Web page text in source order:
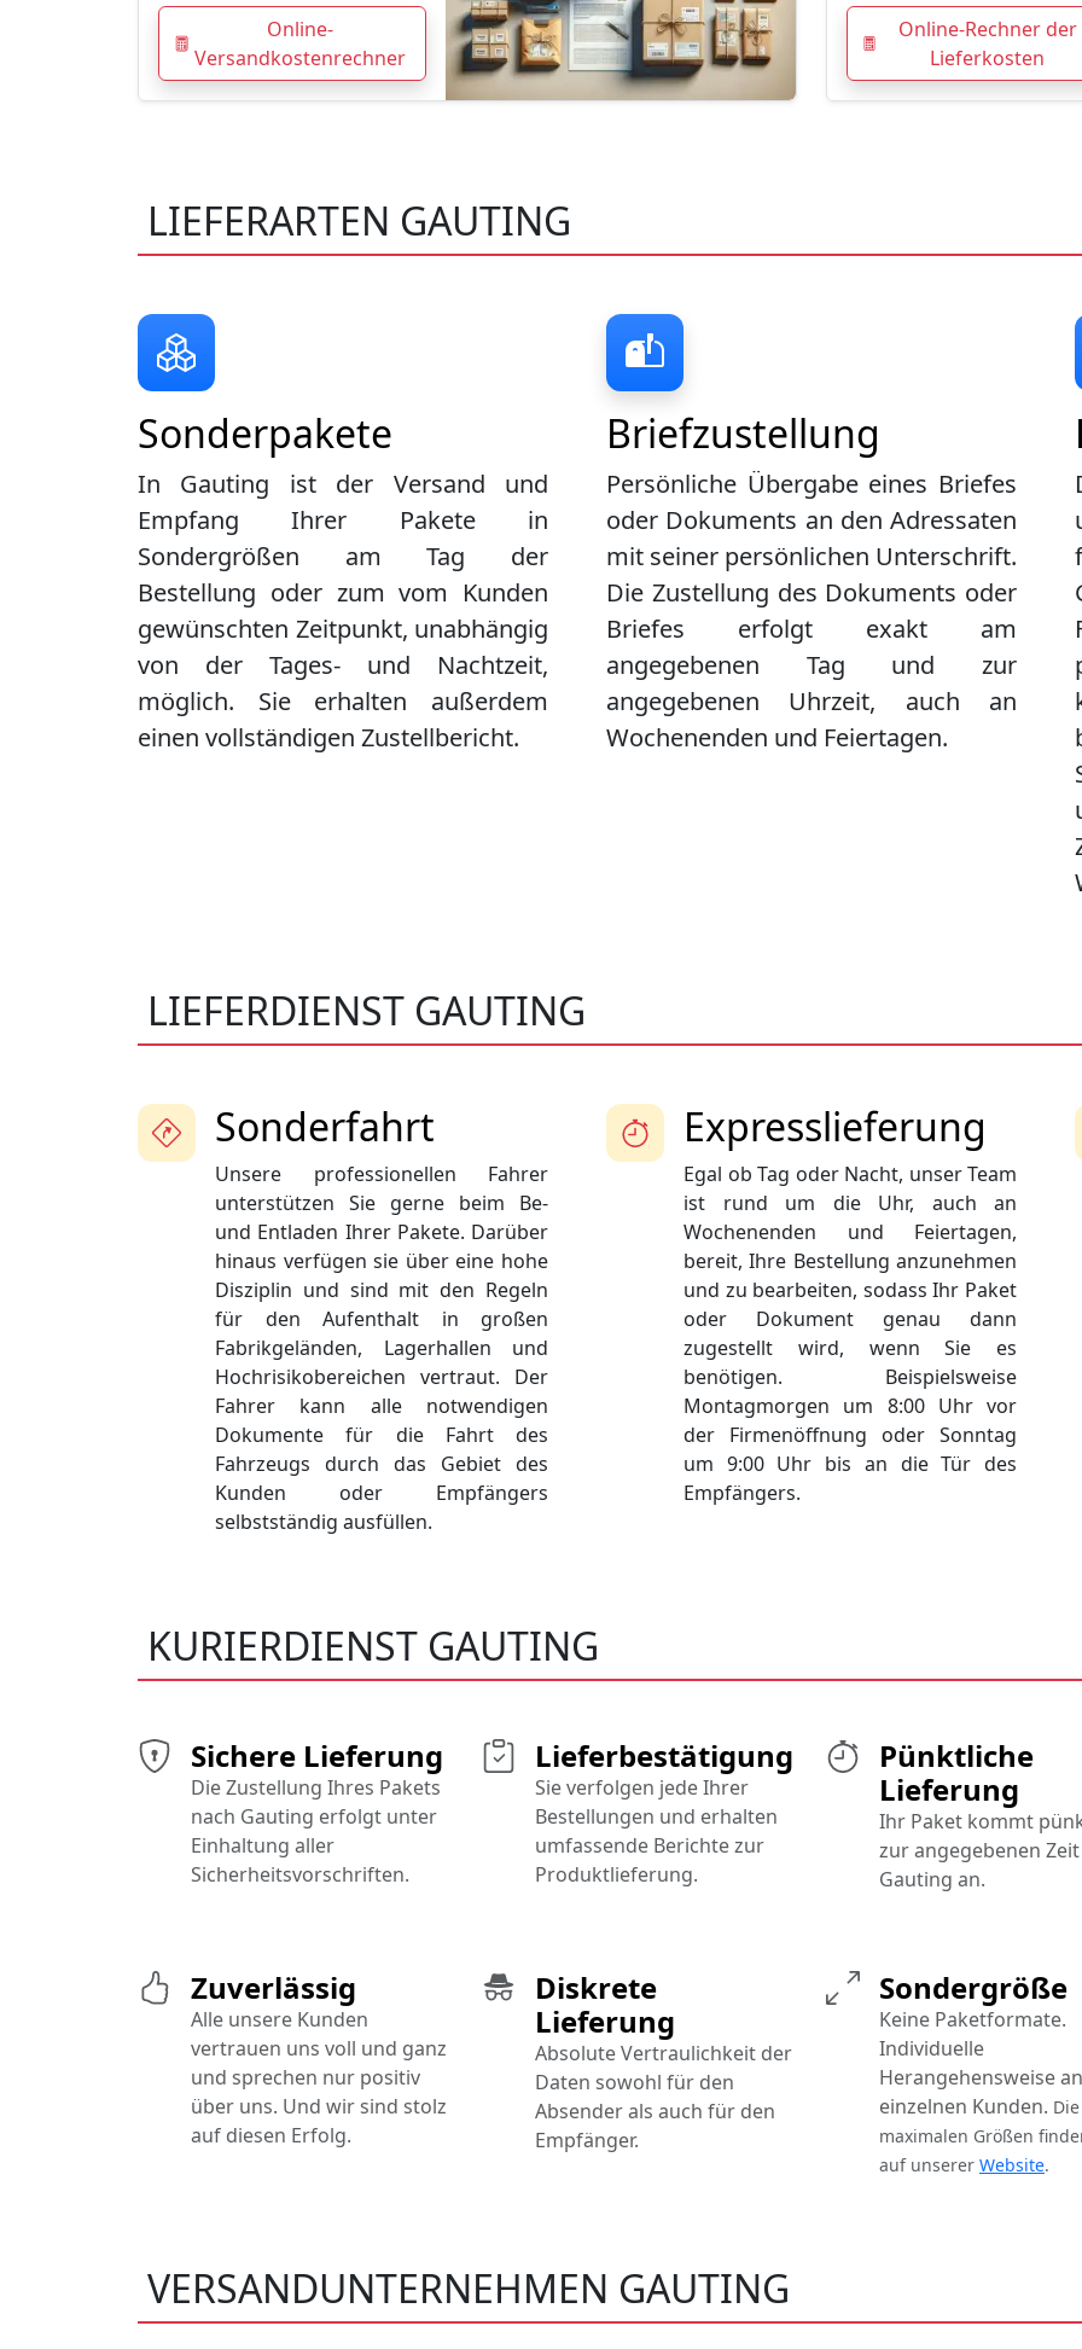
Online-Rechner der
Lieferkosten
Online-
Versandkostenrechner
LIEFERARTEN GAUTING
Briefzustellung
Persönliche Übergabe eines Briefes
oder Dokuments an den Adressaten
mit seiner persönlichen Unterschrift.
Die Zustellung des Dokuments oder
Briefes erfolgt exakt am
angegebenen Tag und zur
angegebenen Uhrzeit, auch an
Wochenenden und Feiertagen.
Sonderpakete
In Gauting ist der Versand und
Empfang Ihrer Pakete in
Sondergrößen am Tag der
Bestellung oder zum vom Kunden
gewünschten Zeitpunkt, unabhängig
von der Tages- und Nachtzeit,
möglich. Sie erhalten außerdem
einen vollständigen Zustellbericht.
LIEFERDIENST GAUTING
Sonderfahrt
Unsere professionellen Fahrer
unterstützen Sie gerne beim Be-
und Entladen Ihrer Pakete. Darüber
hinaus verfügen sie über eine hohe
Disziplin und sind mit den Regeln
für den Aufenthalt in großen
Fabrikgeländen, Lagerhallen und
Hochrisikobereichen vertraut. Der
Fahrer kann alle notwendigen
Dokumente für die Fahrt des
Fahrzeugs durch das Gebiet des
Kunden oder Empfängers
selbstständig ausfüllen.
Expresslieferung
Egal ob Tag oder Nacht, unser Team
ist rund um die Uhr, auch an
Wochenenden und Feiertagen,
bereit, Ihre Bestellung anzunehmen
und zu bearbeiten, sodass Ihr Paket
oder Dokument genau dann
zugestellt wird, wenn Sie es
benötigen. Beispielsweise
Montagmorgen um 8:00 Uhr vor
der Firmenöffnung oder Sonntag
um 9:00 Uhr bis an die Tür des
Empfängers.
KURIERDIENST GAUTING
Pünktliche
Lieferung
Ihr Paket kommt
zur angegebenen
Gauting an.
Sichere Lieferung
Die Zustellung Ihres Pakets
nach Gauting erfolgt unter
Einhaltung aller
Sicherheitsvorschriften.
Diskrete
Lieferung
Absolute Vertraulichkeit der
Daten sowohl für den
Absender als auch für den
Empfänger.
Sondergröße
Keine Paketformate.
Individuelle
Herangehensweise
einzelnen Kunden. Die
maximalen Größen
auf unserer Website.
Lieferbestätigung
Sie verfolgen jede Ihrer
Bestellungen und erhalten
umfassende Berichte zur
Produktlieferung.
Zuverlässig
Alle unsere Kunden
vertrauen uns voll und ganz
und sprechen nur positiv
über uns. Und wir sind stolz
auf diesen Erfolg.
VERSANDUNTERNEHMEN GAUTING